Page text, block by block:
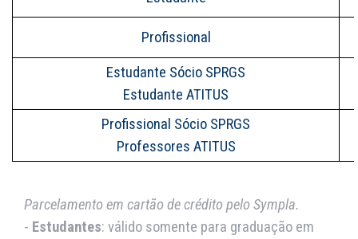
Profissional
Estudante Sócio SPRGS
Estudante ATITUS
Profissional Sócio SPRGS
Professores ATITUS
Parcelamento em cartão de crédito pelo Sympla.
- Estudantes: válido somente para graduação em